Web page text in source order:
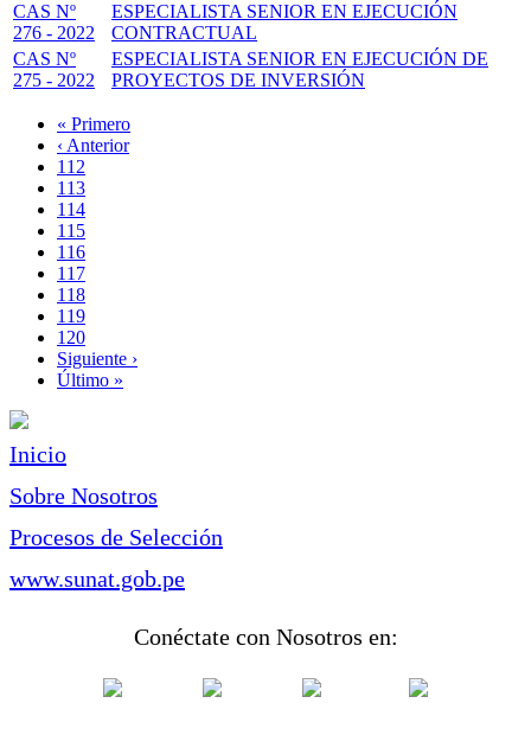
CAS Nº
276 - 2022
ESPECIALISTA SENIOR EN EJECUCIÓN
CONTRACTUAL
CAS Nº
275 - 2022
ESPECIALISTA SENIOR EN EJECUCIÓN DE
PROYECTOS DE INVERSIÓN
Paginación
Primera
página
« Primero
Página
anterior
‹ Anterior
Page
112
Page
113
Page
114
Page
115
Página
actual
116
Page
117
Page
118
Page
119
Page
120
Siguiente
página
Siguiente ›
Última
Último »
Inicio
Sobre Nosotros
Procesos de Selección
www.sunat.gob.pe
Conéctate con Nosotros en: